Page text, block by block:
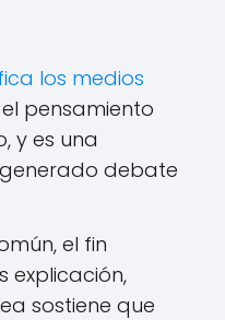
los medios
pensamiento
y es una
debate
el fin
explicación,
sostiene que